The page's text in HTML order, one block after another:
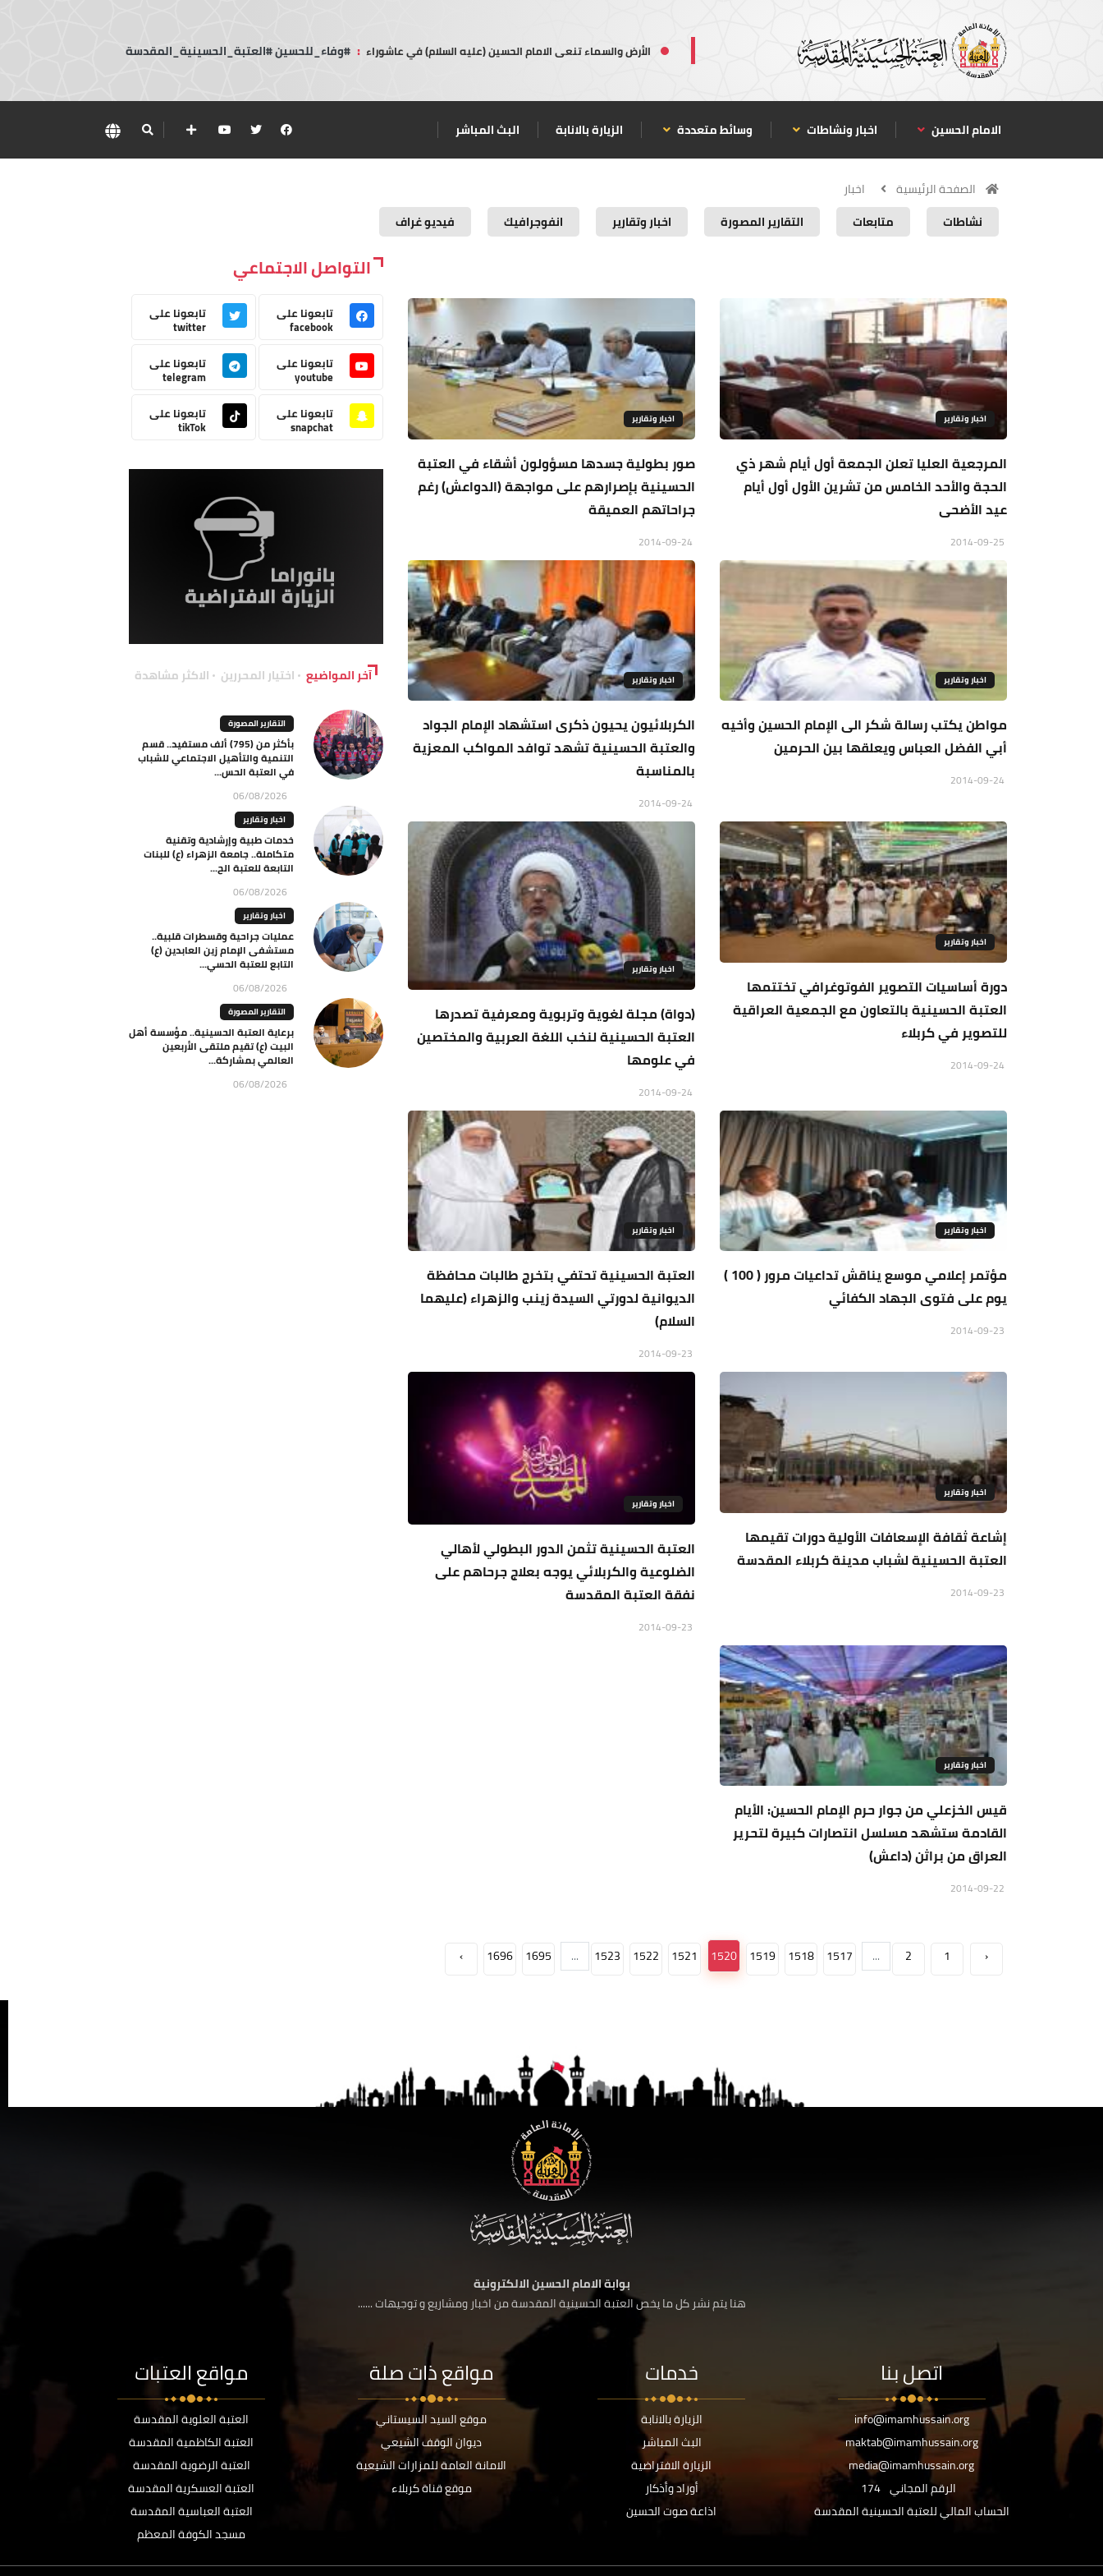
الأرض والسماء تنعى الامام الحسين (عليه السلام) في عاشوراء : #وفاء_للحسين #العتبة_الحسينية_المقدسة
الامام الحسين اخبار ونشاطات وسائط متعددة الزيارة بالانابة البث المباشر
الصفحة الرئيسية
اخبار
نشاطات
متابعات التقارير المصورة اخبار وتقارير انفوجرافيك فيديو غراف
اخبار وتقارير
المرجعية العليا تعلن الجمعة أول أيام شهر ذي
الحجة والأحد الخامس من تشرين الأول أول أيام
عيد الأضحى
اخبار وتقارير
صور بطولية جسدها مسؤولون أشقاء في العتبة
الحسينية بإصرارهم على مواجهة (الدواعش) رغم
جراحاتهم العميقة
اخبار وتقارير
مواطن يكتب رسالة شكر الى الإمام الحسين وأخيه
أبي الفضل العباس ويعلقها بين الحرمين
اخبار وتقارير
الكربلائيون يحيون ذكرى استشهاد الإمام الجواد
والعتبة الحسينية تشهد توافد المواكب المعزية
بالمناسبة
اخبار وتقارير
دورة أساسيات التصوير الفوتوغرافي تختتمها
العتبة الحسينية بالتعاون مع الجمعية العراقية
للتصوير في كربلاء
اخبار وتقارير
(دواة) مجلة لغوية وتربوية ومعرفية تصدرها
العتبة الحسينية لنخب اللغة العربية والمختصين
في علومها
اخبار وتقارير
مؤتمر إعلامي موسع يناقش تداعيات مرور ( 100 )
يوم على فتوى الجهاد الكفائي
اخبار وتقارير
العتبة الحسينية تحتفي بتخرج طالبات محافظة
الديوانية لدورتي السيدة زينب والزهراء (عليهما
السلام)
اخبار وتقارير
إشاعة ثقافة الإسعافات الأولية دورات تقيمها
العتبة الحسينية لشباب مدينة كربلاء المقدسة
اخبار وتقارير
العتبة الحسينية تثمن الدور البطولي لأهالي
الضلوعية والكربلائي يوجه بعلاج جرحاهم على
نفقة العتبة المقدسة
اخبار وتقارير
قيس الخزعلي من جوار حرم الإمام الحسين: الأيام
القادمة ستشهد مسلسل انتصارات كبيرة لتحرير
العراق من براثن (داعش)
‹
1
2
...
1517
1518
1519
1520
1521
1522
1523
...
1695
1696
›
التواصل الاجتماعي
تابعونا على
facebook
تابعونا على
twitter
تابعونا على
youtube
تابعونا على
telegram
تابعونا على
snapchat
تابعونا على
tikTok
آخر المواضيع اختيار المحررين الاكثر مشاهدة
التقارير المصورة
بأكثر من (795) ألف مستفيد.. قسم
التنمية والتأهيل الاجتماعي للشباب
في العتبة الحس...
06/08/2026
اخبار وتقارير
خدمات طبية وإرشادية وتقنية
متكاملة.. جامعة الزهراء (ع) للبنات
التابعة للعتبة الح...
06/08/2026
اخبار وتقارير
عمليات جراحية وقسطرات قلبية..
مستشفى الإمام زين العابدين (ع)
التابع للعتبة الحسي...
06/08/2026
التقارير المصورة
برعاية العتبة الحسينية.. مؤسسة أهل
البيت (ع) تقيم ملتقى الأربعين
العالمي بمشاركة...
06/08/2026
بوابة الامام الحسين الالكترونية
هنا يتم نشر كل ما يخص العتبة الحسينية المقدسة من اخبار ومشاريع و توجيهات ......
اتصل بنا
info@imamhussain.org
maktab@imamhussain.org
media@imamhussain.org
الرقم المجاني 174
الحساب المالي للعتبة الحسينية المقدسة
خدمات
الزيارة بالانابة
البث المباشر
الزيارة الافتراضية
أوراد وأذكار
اذاعة صوت الحسين
مواقع ذات صلة
موقع السيد السيستاني
ديوان الوقف الشيعي
الامانة العامة للمزارات الشيعية
موقع قناة كربلاء
مواقع العتبات
العتبة العلوية المقدسة
العتبة الكاظمية المقدسة
العتبة الرضوية المقدسة
العتبة العسكرية المقدسة
العتبة العباسية المقدسة
مسجد الكوفة المعظم